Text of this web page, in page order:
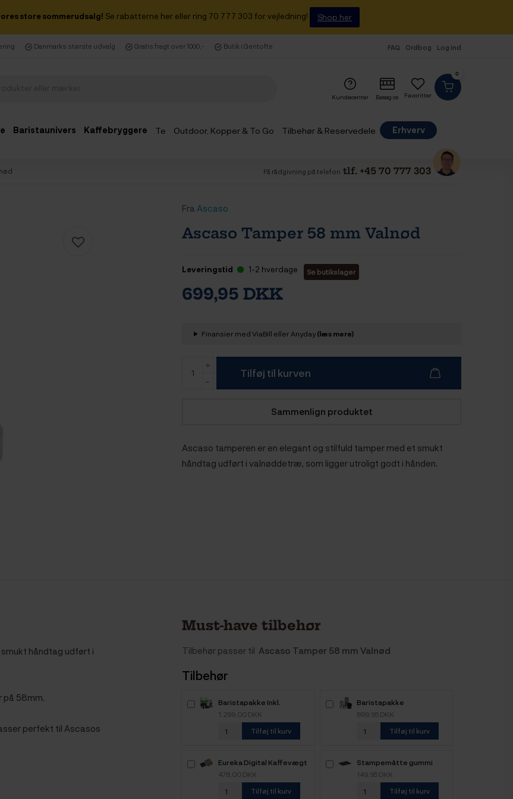
store sommerudsalg! Se rabatterne her eller ring 70 777 303 for vejledning! Shop her
Danmarks største udvalg Gratis fragt over 1000,- Butik i Gentofte FAQ Ordbog Log ind
0
Favoritter
Kundecenter Besøg os
Baristaunivers Kaffebryggere Te Outdoor, Kopper & To Go Tilbehør & Reservedele
Erhverv
Få rådgivning på telefon tlf. +45 70 777 303
Fra Ascaso
Ascaso Tamper 58 mm Valnød
Leveringstid 1-2 hverdage Se butikslager
699,95 DKK
Finansier med ViaBill eller Anyday(læs mere)
Tilføj til kurven
Sammenlign produktet
Ascaso tamperen er en elegant og stilfuld tamper med et smukt
håndtag udført i valnøddetræ, som ligger utroligt godt i hånden.
håndtag udført i
på 58mm.
perfekt til Ascasos
Must-have tilbehør
Tilbehør passer til Ascaso Tamper 58 mm Valnød
Tilbehør
Baristapakke Inkl.
Plejepakke
1.299,00 DKK
Tilføj til kurv
Baristapakke
899,95 DKK
Tilføj til kurv
Eureka Digital Kaffevægt
Precisa
478,00 DKK
Tilføj til kurv
Stampemåtte gummi
149,95 DKK
Tilføj til kurv